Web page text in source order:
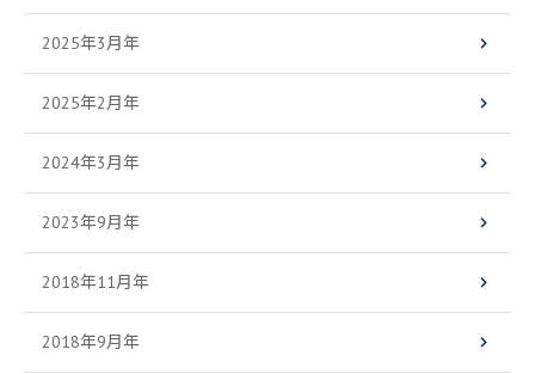
2025年3月年
2025年2月年
2024年3月年
2023年9月年
2018年11月年
2018年9月年